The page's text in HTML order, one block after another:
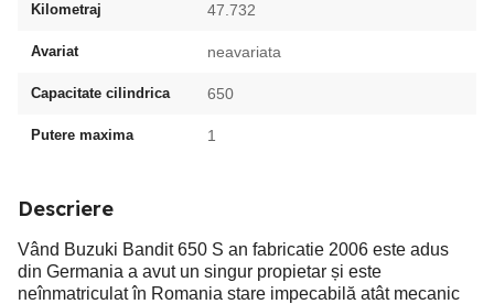
Kilometraj 47.732
Avariat neavariata
Capacitate cilindrica 650
Putere maxima 1
Descriere
Vând Buzuki Bandit 650 S an fabricatie 2006 este adus
din Germania a avut un singur propietar și este
neînmatriculat în Romania stare impecabilă atât mecanic